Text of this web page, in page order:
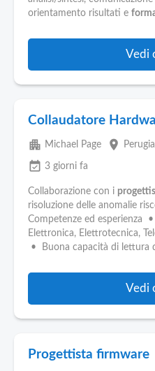
orientamento risultati e
Vedi
Collaudatore
apartment Michael Page place Perugia
event_available 3 giorni fa
Collaborazione con i
risoluzione delle anomalie
Competenze ed esperienza
Elettronica, Elettrotecnica,
• Buona capacità di lettura
Vedi
Progettista firmware